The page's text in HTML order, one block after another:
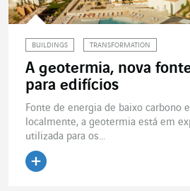
BUILDINGS TRANSFORMATION
A geotermia, nova
para edifícios
Fonte de energia de baixo carbono
localmente, a geotermia está em
utilizada para os...